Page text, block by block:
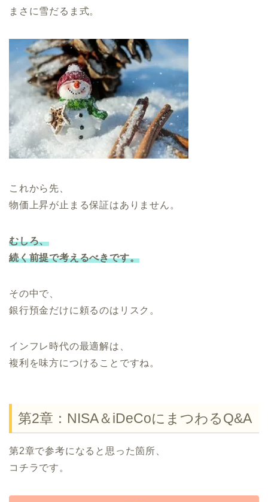
まさに雪だるま式。
これから先、
物価上昇が止まる保証はありません。
むしろ、
続く前提で考えるべきです。
その中で、
銀行預金だけに頼るのはリスク。
インフレ時代の最適解は、
複利を味方につけることですね。
第2章：NISA＆iDeCoにまつわるQ&A
第2章で参考になると思った箇所、
コチラです。